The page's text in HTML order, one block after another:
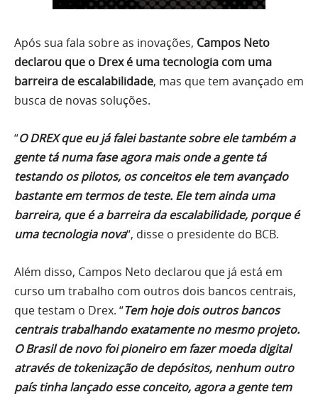
Após sua fala sobre as inovações, Campos Neto
declarou que o Drex é uma tecnologia com uma
barreira de escalabilidade, mas que tem avançado em
busca de novas soluções.
“O DREX que eu já falei bastante sobre ele também a
gente tá numa fase agora mais onde a gente tá
testando os pilotos, os conceitos ele tem avançado
bastante em termos de teste. Ele tem ainda uma
barreira, que é a barreira da escalabilidade, porque é
uma tecnologia nova“, disse o presidente do BCB.
Além disso, Campos Neto declarou que já está em
curso um trabalho com outros dois bancos centrais,
que testam o Drex. “Tem hoje dois outros bancos
centrais trabalhando exatamente no mesmo projeto.
O Brasil de novo foi pioneiro em fazer moeda digital
através de tokenização de depósitos, nenhum outro
país tinha lançado esse conceito, agora a gente tem